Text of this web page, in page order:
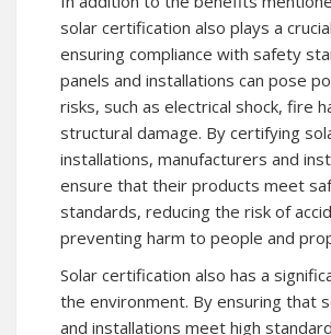
solar certification also plays a
ensuring compliance with safety
panels and installations can pose
risks, such as electrical shock, fire
structural damage. By certifying
installations, manufacturers and
ensure that their products meet
standards, reducing the risk of
preventing harm to people and
Solar certification also has a
the environment. By ensuring that
and installations meet high